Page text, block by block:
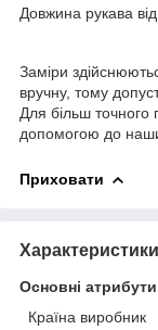
Довжина рукава
Заміри
вручну, тому
Для більш точного
допомогою до
Приховати
Характеристики
Основні атрибути
Країна виробник